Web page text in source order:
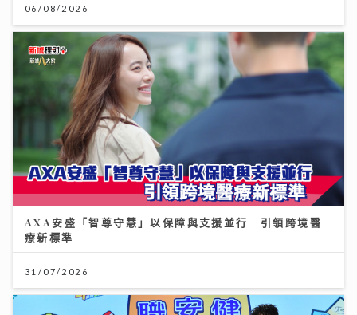
06/08/2026
AXA安盛「智尊守慧」以保障與支援並行 引領跨境醫
療新標準
31/07/2026